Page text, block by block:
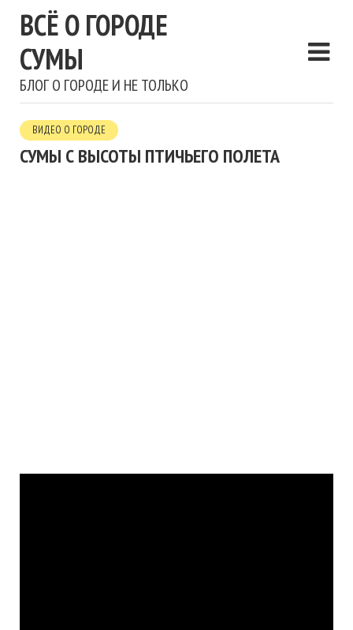
ВСЁ О ГОРОДЕ
СУМЫ
БЛОГ О ГОРОДЕ И НЕ ТОЛЬКО
ВИДЕО О ГОРОДЕ
СУМЫ С ВЫСОТЫ ПТИЧЬЕГО ПОЛЕТА